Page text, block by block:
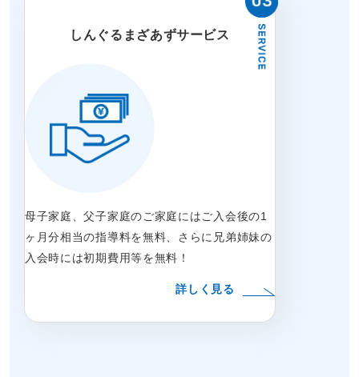
しんぐるまざあずサービス
母子家庭、父子家庭のご家庭にはご入会後の1
ヶ月分相当の指導料を無料、さらに兄弟姉妹の
入会時には初期費用等を無料！
詳しく見る